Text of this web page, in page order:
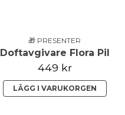
🎁 PRESENTER
Doftavgivare Flora Pil
449 kr
LÄGG I VARUKORGEN